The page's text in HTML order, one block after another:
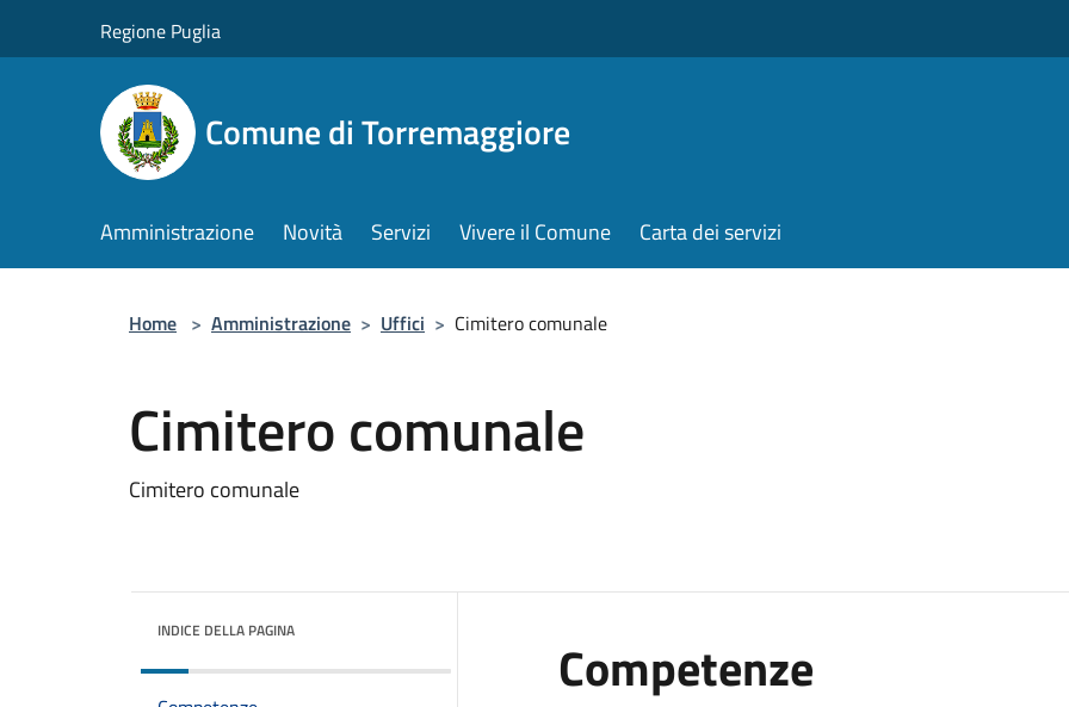
Regione Puglia
Comune di Torremaggiore
Amministrazione Novità Servizi Vivere il Comune Carta dei servizi
Home > Amministrazione > Uffici > Cimitero comunale
Cimitero comunale
Cimitero comunale
INDICE DELLA PAGINA
Competenze